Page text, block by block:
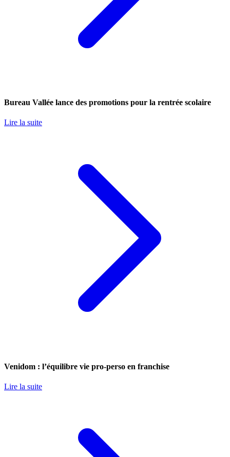
Bureau Vallée lance des promotions pour la rentrée scolaire
Lire la suite
Venidom : l’équilibre vie pro-perso en franchise
Lire la suite